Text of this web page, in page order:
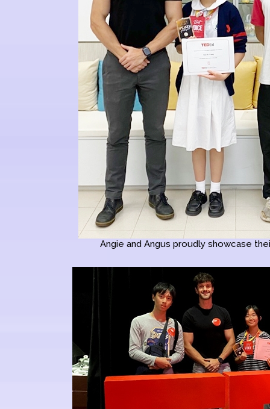
Angie and Angus proudly showcase